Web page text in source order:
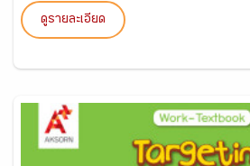
ดูรายละเอียด